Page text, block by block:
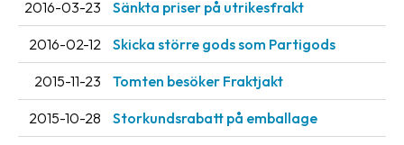
Jobb
&
karriär
Nyhetsarkiv
2016-03-23 Sänkta priser på utrikesfrakt
2016-02-12 Skicka större gods som Partigods
2015-11-23 Tomten besöker Fraktjakt
2015-10-28 Storkundsrabatt på emballage